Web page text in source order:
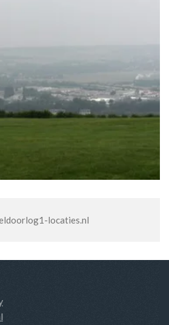
locaties.nl